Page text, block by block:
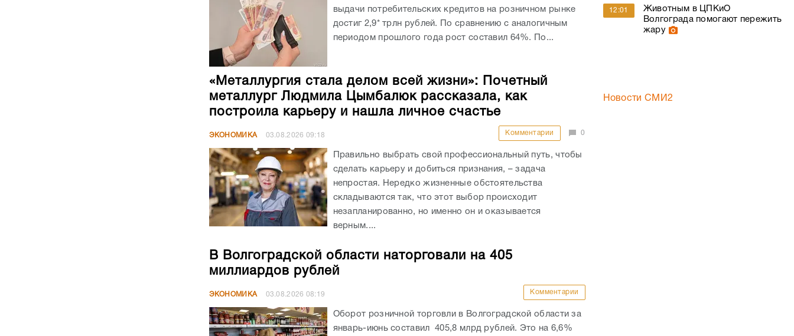
выдачи потребительских кредитов на розничном рынке
достиг 2,9* трлн рублей. По сравнению с аналогичным
периодом прошлого года рост составил 64%. По...
«Металлургия стала делом всей жизни»: Почетный
металлург Людмила Цымбалюк рассказала, как
построила карьеру и нашла личное счастье
ЭКОНОМИКА 03.08.2026 09:18 Комментарии 0
Правильно выбрать свой профессиональный путь, чтобы
сделать карьеру и добиться признания, – задача
непростая. Нередко жизненные обстоятельства
складываются так, что этот выбор происходит
незапланированно, но именно он и оказывается
верным....
В Волгоградской области наторговали на 405
миллиардов рублей
ЭКОНОМИКА 03.08.2026 08:19 Комментарии
Оборот розничной торговли в Волгоградской области за
январь-июнь составил 405,8 млрд рублей. Это на 6,6%
12:01
Животным в ЦПКиО
Волгограда помогают пережить
жару
Новости СМИ2